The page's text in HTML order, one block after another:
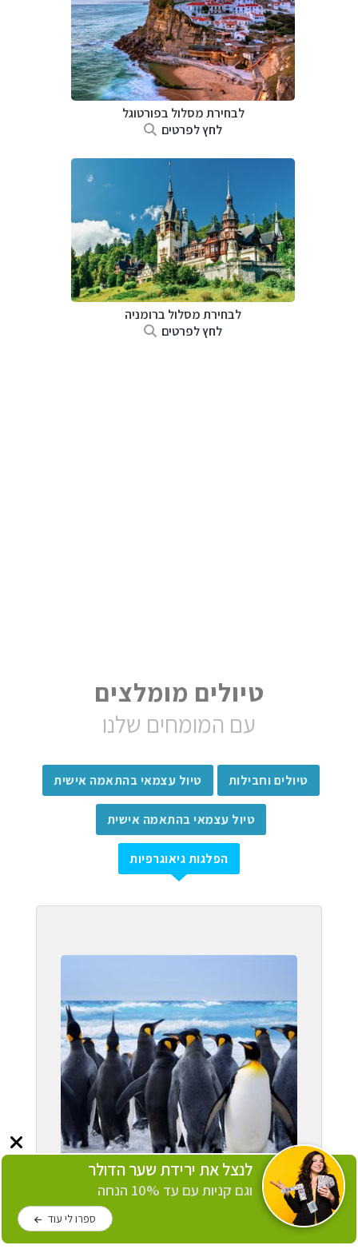
לבחירת מסלול בפורטוגל
לחץ לפרטים
לבחירת מסלול ברומניה
לחץ לפרטים
טיולים מומלצים
עם המומחים שלנו
טיולים וחבילות טיול עצמאי בהתאמה אישית
טיול עצמאי בהתאמה אישית
הפלגות גיאוגרפיות
קבוצות בינלאומיות וקבוצות בעברית
לנצל את ירידת שער הדולר
וגם קניות עם עד 10% הנחה
ספרו לי עוד